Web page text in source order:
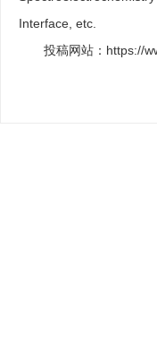
Interface, etc.
投稿网站： https://